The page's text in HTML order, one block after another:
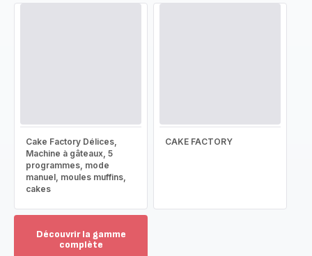
Cake Factory Délices,
Machine à gâteaux, 5
programmes, mode
manuel, moules muffins,
cakes
CAKE FACTORY
Découvrir la gamme
complète